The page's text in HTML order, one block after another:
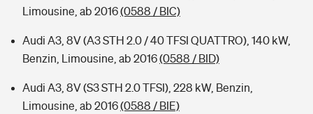
Limousine, ab 2016(0588 / BIC)
Audi A3, 8V (A3 STH 2.0 / 40 TFSI QUATTRO), 140 kW,
Benzin, Limousine, ab 2016(0588 / BID)
Audi A3, 8V (S3 STH 2.0 TFSI), 228 kW, Benzin,
Limousine, ab 2016(0588 / BIE)